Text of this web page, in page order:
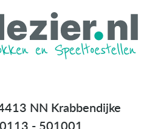
NN Krabbendijke
0113 - 501001